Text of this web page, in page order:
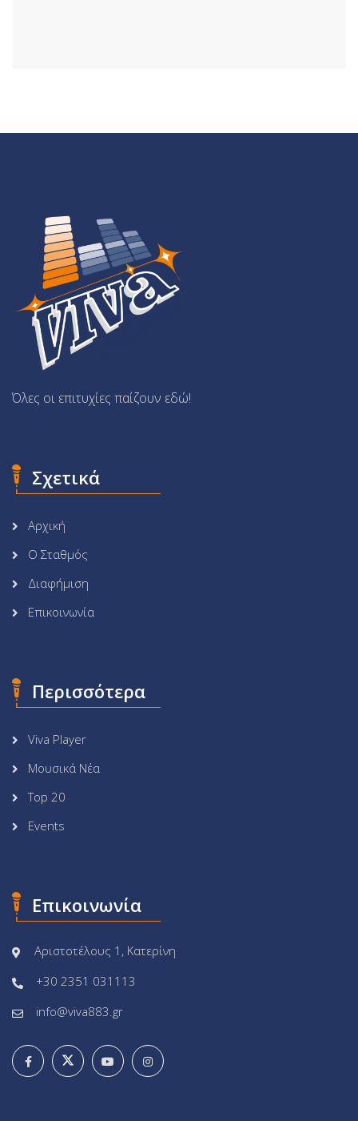
Όλες οι επιτυχίες παίζουν εδώ!
Σχετικά
Αρχική
Ο Σταθμός
Διαφήμιση
Επικοινωνία
Περισσότερα
Viva Player
Μουσικά Νέα
Top 20
Events
Επικοινωνία
Αριστοτέλους 1, Κατερίνη
+30 2351 031113
info@viva883.gr